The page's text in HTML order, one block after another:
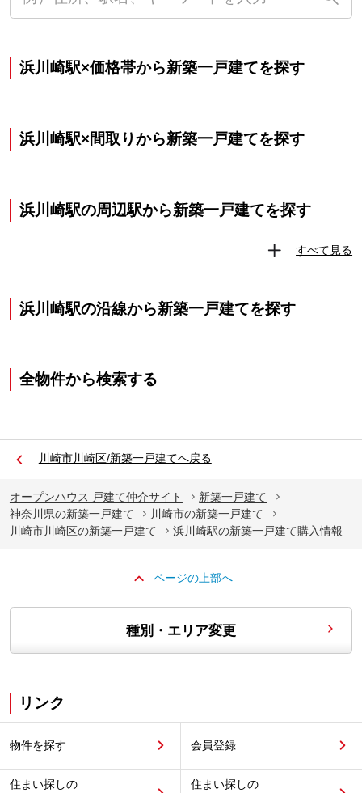
浜川崎駅×価格帯から新築一戸建てを探す
浜川崎駅×間取りから新築一戸建てを探す
浜川崎駅の周辺駅から新築一戸建てを探す
すべて見る
浜川崎駅の沿線から新築一戸建てを探す
全物件から検索する
川崎市川崎区/新築一戸建てへ戻る
オープンハウス 戸建て仲介サイト
新築一戸建て
神奈川県の新築一戸建て
川崎市の新築一戸建て
川崎市川崎区の新築一戸建て
浜川崎駅の新築一戸建て購入情報
ページの上部へ
種別・エリア変更
リンク
物件を探す 会員登録
住まい探しの
住まい探しの